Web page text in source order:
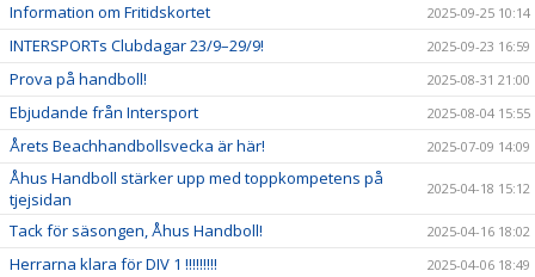
Information om Fritidskortet 2025-09-25 10:14
INTERSPORTs Clubdagar 23/9–29/9! 2025-09-23 16:59
Prova på handboll! 2025-08-31 21:00
Ebjudande från Intersport 2025-08-04 15:55
Årets Beachhandbollsvecka är här! 2025-07-09 14:09
Åhus Handboll stärker upp med toppkompetens på
tjejsidan
2025-04-18 15:12
Tack för säsongen, Åhus Handboll! 2025-04-16 18:02
Herrarna klara för DIV 1 !!!!!!!!! 2025-04-06 18:49